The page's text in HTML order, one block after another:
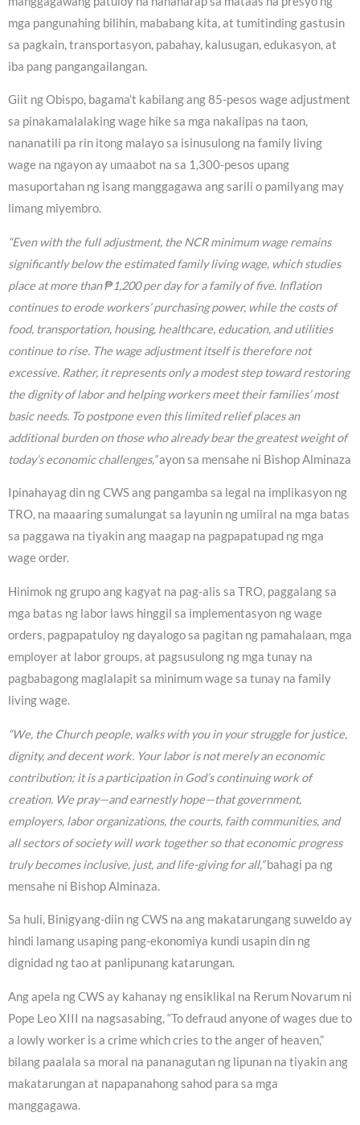
mga pangunahing bilihin, mababang kita, at tumitinding gastusin
sa pagkain, transportasyon, pabahay, kalusugan, edukasyon, at
iba pang pangangailangan.
Giit ng Obispo, bagama’t kabilang ang 85-pesos wage adjustment
sa pinakamalalaking wage hike sa mga nakalipas na taon,
nananatili pa rin itong malayo sa isinusulong na family living
wage na ngayon ay umaabot na sa 1,300-pesos upang
masuportahan ng isang manggagawa ang sarili o pamilyang may
limang miyembro.
“Even with the full adjustment, the NCR minimum wage remains
significantly below the estimated family living wage, which studies
place at more than ₱1,200 per day for a family of five. Inflation
continues to erode workers’ purchasing power, while the costs of
food, transportation, housing, healthcare, education, and utilities
continue to rise. The wage adjustment itself is therefore not
excessive. Rather, it represents only a modest step toward restoring
the dignity of labor and helping workers meet their families’ most
basic needs. To postpone even this limited relief places an
additional burden on those who already bear the greatest weight of
today’s economic challenges,”ayon sa mensahe ni Bishop Alminaza
Ipinahayag din ng CWS ang pangamba sa legal na implikasyon ng
TRO, na maaaring sumalungat sa layunin ng umiiral na mga batas
sa paggawa na tiyakin ang maagap na pagpapatupad ng mga
wage order.
Hinimok ng grupo ang kagyat na pag-alis sa TRO, paggalang sa
mga batas ng labor laws hinggil sa implementasyon ng wage
orders, pagpapatuloy ng dayalogo sa pagitan ng pamahalaan, mga
employer at labor groups, at pagsusulong ng mga tunay na
pagbabagong maglalapit sa minimum wage sa tunay na family
living wage.
“We, the Church people, walks with you in your struggle for justice,
dignity, and decent work. Your labor is not merely an economic
contribution; it is a participation in God’s continuing work of
creation. We pray—and earnestly hope—that government,
employers, labor organizations, the courts, faith communities, and
all sectors of society will work together so that economic progress
truly becomes inclusive, just, and life-giving for all,”bahagi pa ng
mensahe ni Bishop Alminaza.
Sa huli, Binigyang-diin ng CWS na ang makatarungang suweldo ay
hindi lamang usaping pang-ekonomiya kundi usapin din ng
dignidad ng tao at panlipunang katarungan.
Ang apela ng CWS ay kahanay ng ensiklikal na Rerum Novarum ni
Pope Leo XIII na nagsasabing, “To defraud anyone of wages due to
a lowly worker is a crime which cries to the anger of heaven,”
bilang paalala sa moral na pananagutan ng lipunan na tiyakin ang
makatarungan at napapanahong sahod para sa mga
manggagawa.